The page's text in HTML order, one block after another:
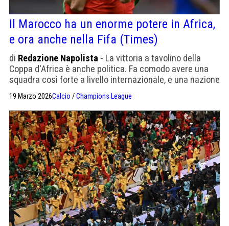
Il Marocco ha un enorme potere in Africa,
e ora anche nella Fifa (Times)
di Redazione Napolista - La vittoria a tavolino della
Coppa d'Africa è anche politica. Fa comodo avere una
squadra così forte a livello internazionale, e una nazione
19 Marzo 2026Calcio /Champions League